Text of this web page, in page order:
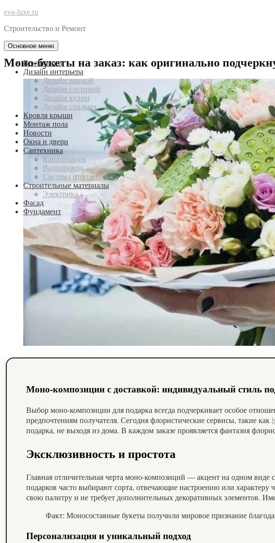
eva-luxe.ru
Строительство и Ремонт
Основное меню
Вентиляция
Дизайн интерьера
Дизайн ванной
Дизайн гостиной
Дизайн кухни
Дизайн спальни
Кровля крыши
Монтаж пола
Новости
Окна и двери
Сантехника
Канализация
Водопровод
Система отопления
Строительные материалы
Электрика
Фасад
Фундамент
Моно-букеты на заказ: как оригинально
Моно-композиции с доставкой: индивидуальный стиль
Выбор моно-композиции для подарка всегда подчеркивает особое
предпочтениям получателя. Сегодня флористические сервисы, такие как
подарка, не выходя из дома. В каждом заказе проявляется фантазия
Эксклюзивность и простота
Главная отличительная черта моно-композиций — акцент на одном виде
подарков часто выбирают сорта, отвечающие настроению или
свою палитру и не требует дополнительных декоративных элементов.
Факт: Моносоставные букеты получили мировое признание
Персонализация и уникальный подход